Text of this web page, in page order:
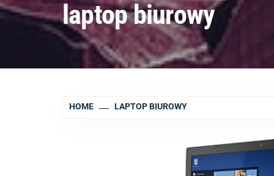
laptop biurowy
HOME LAPTOP BIUROWY